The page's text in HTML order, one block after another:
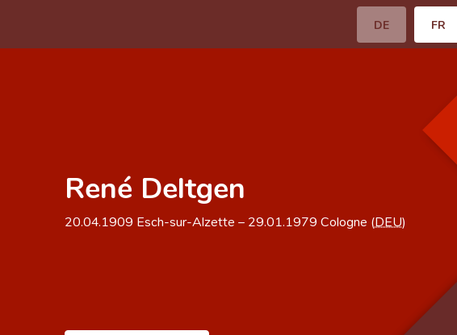
DE FR
René Deltgen
20.04.1909 Esch-sur-Alzette – 29.01.1979 Cologne (DEU)